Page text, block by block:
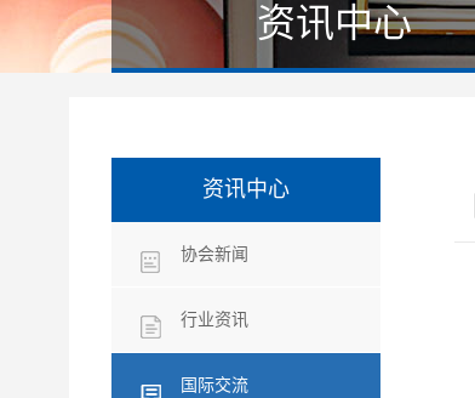
资讯中心
资讯中心
协会新闻
行业资讯
国际交流